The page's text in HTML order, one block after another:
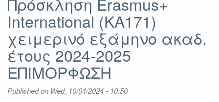
για
κινητικότητες
προσωπικού
Erasmus+
International (KA171)
χειμερινό εξάμηνο ακαδ.
έτους 2024-2025
ΕΠΙΜΟΡΦΩΣΗ
Published on Wed, 10/04/2024 - 10:50